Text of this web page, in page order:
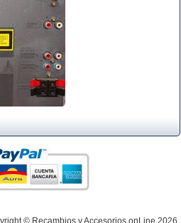
© Recambios y Accesorios onLine 2026